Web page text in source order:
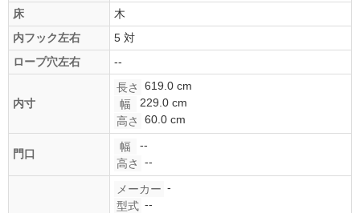
床
木
内フック左右
5 対
ロープ穴左右
--
内寸
長さ
619.0 cm
幅
229.0 cm
高さ
60.0 cm
門口
幅
--
高さ
--
メーカー -
型式 --